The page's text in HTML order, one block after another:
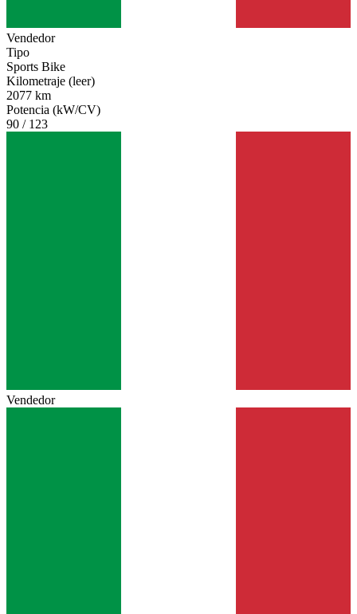
Vendedor
Tipo
Sports Bike
Kilometraje (leer)
2077 km
Potencia (kW/CV)
90 / 123
Vendedor